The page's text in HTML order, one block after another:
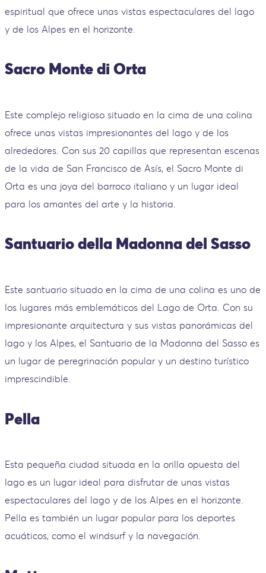
espiritual que ofrece unas vistas espectaculares del lago
y de los Alpes en el horizonte.
Sacro Monte di Orta
Este complejo religioso situado en la cima de una colina
ofrece unas vistas impresionantes del lago y de los
alrededores. Con sus 20 capillas que representan escenas
de la vida de San Francisco de Asís, el Sacro Monte di
Orta es una joya del barroco italiano y un lugar ideal
para los amantes del arte y la historia.
Santuario della Madonna del Sasso
Este santuario situado en la cima de una colina es uno de
los lugares más emblemáticos del Lago de Orta. Con su
impresionante arquitectura y sus vistas panorámicas del
lago y los Alpes, el Santuario de la Madonna del Sasso es
un lugar de peregrinación popular y un destino turístico
imprescindible.
Pella
Esta pequeña ciudad situada en la orilla opuesta del
lago es un lugar ideal para disfrutar de unas vistas
espectaculares del lago y de los Alpes en el horizonte.
Pella es también un lugar popular para los deportes
acuáticos, como el windsurf y la navegación.